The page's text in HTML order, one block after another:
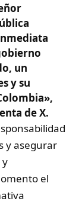
un
y su
de X.
y asegurar
y
el